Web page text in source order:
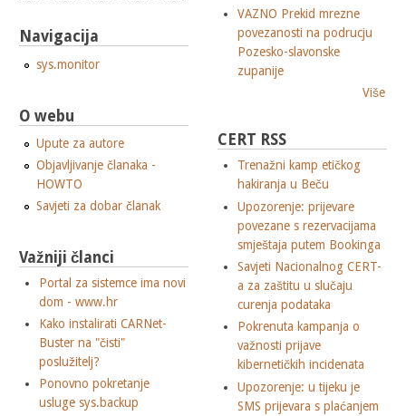
Navigacija
sys.monitor
O webu
Upute za autore
Objavljivanje članaka -
HOWTO
Savjeti za dobar članak
Važniji članci
Portal za sistemce ima novi
dom - www.hr
Kako instalirati CARNet-
Buster na "čisti"
poslužitelj?
Ponovno pokretanje
usluge sys.backup
VAZNO Prekid mrezne
povezanosti na podrucju
Pozesko-slavonske
zupanije
Više
CERT RSS
Trenažni kamp etičkog
hakiranja u Beču
Upozorenje: prijevare
povezane s rezervacijama
smještaja putem Bookinga
Savjeti Nacionalnog CERT-
a za zaštitu u slučaju
curenja podataka
Pokrenuta kampanja o
važnosti prijave
kibernetičkih incidenata
Upozorenje: u tijeku je
SMS prijevara s plaćanjem